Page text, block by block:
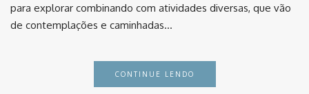
para explorar combinando com atividades diversas, que vão
de contemplações e caminhadas…
CONTINUE LENDO